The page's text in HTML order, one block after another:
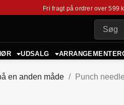
Fri fragt på ordrer over 599
UDSALG ARRANGEMENTER
en anden måde Punch